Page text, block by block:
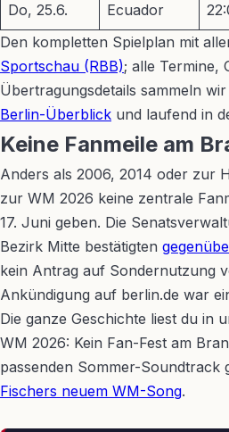
Do, 25.6. Ecuador
Den kompletten Spielplan mit
Sportschau (RBB); alle Termine,
Übertragungsdetails sammeln
Berlin-Überblick und laufend in
Keine Fanmeile am
Anders als 2006, 2014 oder zur
zur WM 2026 keine zentrale
17. Juni geben. Die
Bezirk Mitte bestätigten
kein Antrag auf Sondernutzung
Ankündigung auf berlin.de war
Die ganze Geschichte liest du in
WM 2026: Kein Fan-Fest am
passenden Sommer-Soundtrack
Fischers neuem WM-Song.